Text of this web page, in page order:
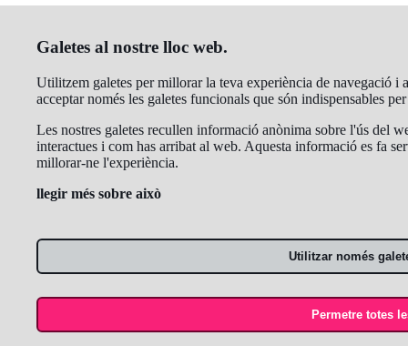
Galetes al nostre lloc web.
Utilitzem galetes per millorar la teva experiència de navegació i
acceptar només les galetes funcionals que són indispensables
Les nostres galetes recullen informació anònima sobre l'ús del
interactues i com has arribat al web. Aquesta informació es fa
millorar-ne l'experiència.
llegir més sobre això
Utilitzar només
Permetre totes